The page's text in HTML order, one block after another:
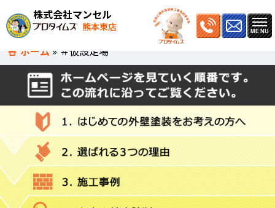
株式会社マンセル
熊本東店
ホーム » ＃仮設足場